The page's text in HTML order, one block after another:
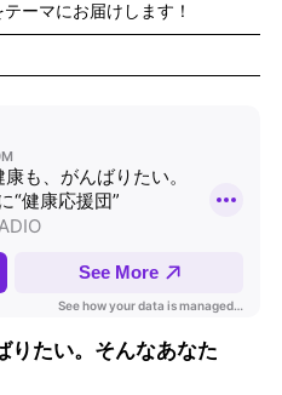
ーマにお届けします！
りたい。そんなあなた